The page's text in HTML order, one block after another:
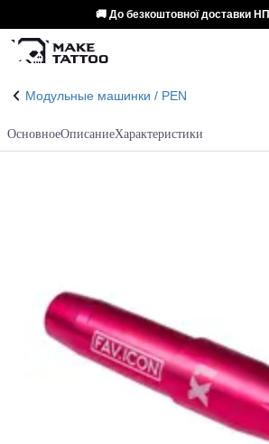
🚚 До безкоштовної доставки НП
Модульные машинки / PEN
ОсновноеОписаниеХарактеристики